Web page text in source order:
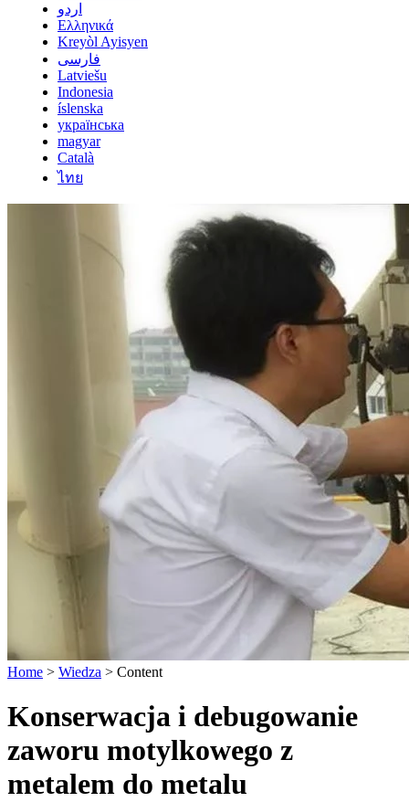
اردو
Ελληνικά
Kreyòl Ayisyen
فارسی
Latviešu
Indonesia
íslenska
українська
magyar
Català
ไทย
Home > Wiedza > Content
Konserwacja i debugowanie
zaworu motylkowego z
metalem do metalu